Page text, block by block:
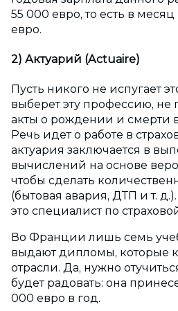
55 000 евро, то есть в
евро.
2) Актуарий (Actuaire)
Пусть никого не испугает
выберет эту профессию, не
акты о рождении и смерти
Речь идет о работе в
актуария заключается в
вычислений на основе
чтобы сделать
(бытовая авария, ДТП и т.
это специалист по
Во Франции лишь семь
выдают дипломы, которые
отрасли. Да, нужно
будет радовать: она
000 евро в год.